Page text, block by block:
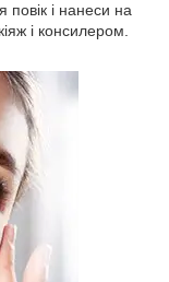
повік і нанеси на
і консилером.